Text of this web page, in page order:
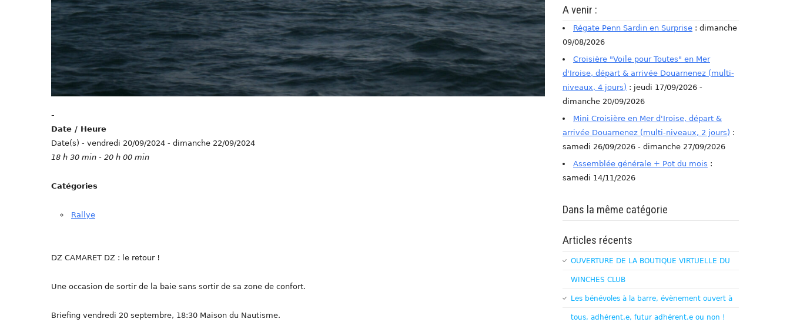
-
Date / Heure
Date(s) - vendredi 20/09/2024 - dimanche 22/09/2024
18 h 30 min - 20 h 00 min
Catégories
Rallye
DZ CAMARET DZ : le retour !
Une occasion de sortir de la baie sans sortir de sa zone de confort.
Briefing vendredi 20 septembre, 18:30 Maison du Nautisme.
A venir :
Régate Penn Sardin en Surprise : dimanche
09/08/2026
Croisière "Voile pour Toutes" en Mer
d'Iroise, départ & arrivée Douarnenez (multi-
niveaux, 4 jours) : jeudi 17/09/2026 -
dimanche 20/09/2026
Mini Croisière en Mer d'Iroise, départ &
arrivée Douarnenez (multi-niveaux, 2 jours) :
samedi 26/09/2026 - dimanche 27/09/2026
Assemblée générale + Pot du mois :
samedi 14/11/2026
Dans la même catégorie
Articles récents
OUVERTURE DE LA BOUTIQUE VIRTUELLE DU
WINCHES CLUB
Les bénévoles à la barre, évènement ouvert à
tous, adhérent.e, futur adhérent.e ou non !